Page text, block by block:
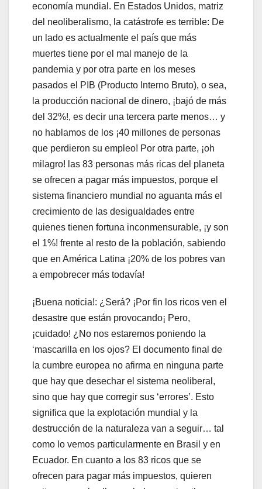
economía mundial. En Estados Unidos, matriz
del neoliberalismo, la catástrofe es terrible: De
un lado es actualmente el país que más
muertes tiene por el mal manejo de la
pandemia y por otra parte en los meses
pasados el PIB (Producto Interno Bruto), o sea,
la producción nacional de dinero, ¡bajó de más
del 32%!, es decir una tercera parte menos… y
no hablamos de los ¡40 millones de personas
que perdieron su empleo! Por otra parte, ¡oh
milagro! las 83 personas más ricas del planeta
se ofrecen a pagar más impuestos, porque el
sistema financiero mundial no aguanta más el
crecimiento de las desigualdades entre
quienes tienen fortuna inconmensurable, ¡y son
el 1%! frente al resto de la población, sabiendo
que en América Latina ¡20% de los pobres van
a empobrecer más todavía!
¡Buena noticia!: ¿Será? ¡Por fin los ricos ven el
desastre que están provocando¡ Pero,
¡cuidado! ¿No nos estaremos poniendo la
‘mascarilla en los ojos? El documento final de
la cumbre europea no afirma en ninguna parte
que hay que desechar el sistema neoliberal,
sino que hay que corregir sus ‘errores’. Esto
significa que la explotación mundial y la
destrucción de la naturaleza van a seguir… tal
como lo vemos particularmente en Brasil y en
Ecuador. En cuanto a los 83 ricos que se
ofrecen para pagar más impuestos, quieren